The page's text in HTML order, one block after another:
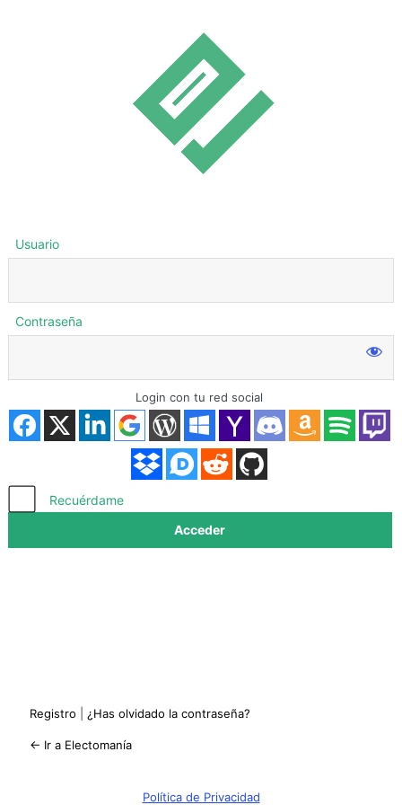
Acceder
Usuario
Contraseña
Login con tu red social
Recuérdame
Registro ¿Has olvidado la contraseña?
← Ir a Electomanía
Política de Privacidad